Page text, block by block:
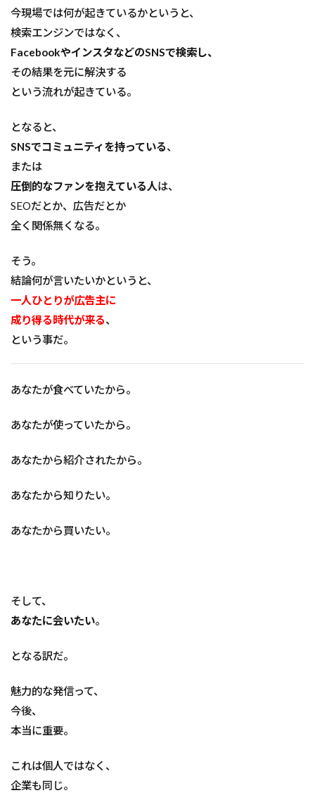
今現場では何が起きているかというと、
検索エンジンではなく、
FacebookやインスタなどのSNSで検索し、
その結果を元に解決する
という流れが起きている。
となると、
SNSでコミュニティを持っている、
または
圧倒的なファンを抱えている人は、
SEOだとか、広告だとか
全く関係無くなる。
そう。
結論何が言いたいかというと、
一人ひとりが広告主に
成り得る時代が来る、
という事だ。
あなたが食べていたから。
あなたが使っていたから。
あなたから紹介されたから。
あなたから知りたい。
あなたから買いたい。
そして、
あなたに会いたい。
となる訳だ。
魅力的な発信って、
今後、
本当に重要。
これは個人ではなく、
企業も同じ。